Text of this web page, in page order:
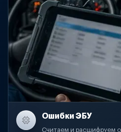
Ошибки ЭБУ
Считаем и расшифруем